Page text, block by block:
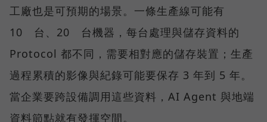
工廠也是可預期的場景。一條生產線可能有
10 台、20 台機器，每台處理與儲存資料的
Protocol 都不同，需要相對應的儲存裝置；生產
過程累積的影像與紀錄可能要保存 3 年到 5 年。
當企業要跨設備調用這些資料，AI Agent 與地端
資料節點就有發揮空間。